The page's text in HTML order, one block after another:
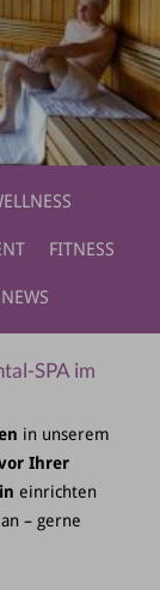
FITNESS
SPA im
in unserem
Ihrer
einrichten
– gerne